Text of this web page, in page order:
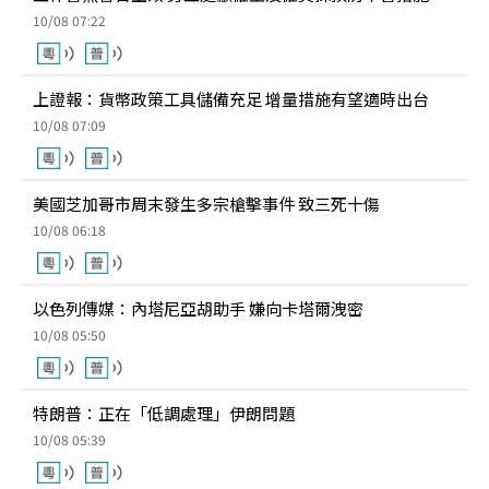
10/08 07:22
上證報：貨幣政策工具儲備充足 增量措施有望適時出台
10/08 07:09
美國芝加哥市周末發生多宗槍擊事件 致三死十傷
10/08 06:18
以色列傳媒：內塔尼亞胡助手 嫌向卡塔爾洩密
10/08 05:50
特朗普：正在「低調處理」伊朗問題
10/08 05:39